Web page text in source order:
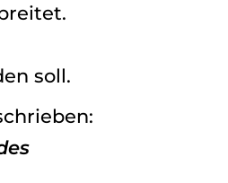
soll.